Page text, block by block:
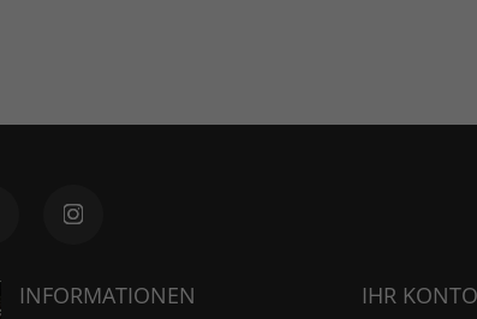
INFORMATIONEN IHR KONTO